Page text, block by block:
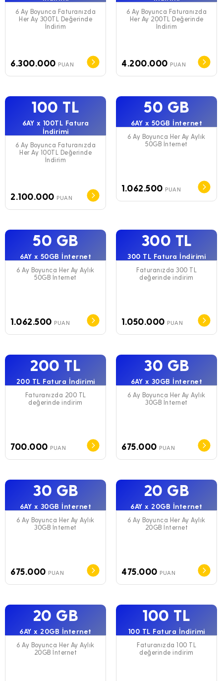
6 Ay Boyunca Faturanızda
Her Ay 300TL Değerinde
İndirim
6.300.000 PUAN
6 Ay Boyunca Faturanızda
Her Ay 200TL Değerinde
İndirim
4.200.000 PUAN
100 TL
6AY x 100TL Fatura
İndirimi
6 Ay Boyunca Faturanızda
Her Ay 100TL Değerinde
İndirim
2.100.000 PUAN
50 GB
6AY x 50GB İnternet
6 Ay Boyunca Her Ay Aylık
50GB İnternet
1.062.500 PUAN
50 GB
6AY x 50GB İnternet
6 Ay Boyunca Her Ay Aylık
50GB İnternet
1.062.500 PUAN
300 TL
300 TL Fatura İndirimi
Faturanızda 300 TL
değerinde indirim
1.050.000 PUAN
200 TL
200 TL Fatura İndirimi
Faturanızda 200 TL
değerinde indirim
700.000 PUAN
30 GB
6AY x 30GB İnternet
6 Ay Boyunca Her Ay Aylık
30GB İnternet
675.000 PUAN
30 GB
6AY x 30GB İnternet
6 Ay Boyunca Her Ay Aylık
30GB İnternet
675.000 PUAN
20 GB
6AY x 20GB İnternet
6 Ay Boyunca Her Ay Aylık
20GB İnternet
475.000 PUAN
20 GB
6AY x 20GB İnternet
6 Ay Boyunca Her Ay Aylık
20GB İnternet
100 TL
100 TL Fatura İndirimi
Faturanızda 100 TL
değerinde indirim